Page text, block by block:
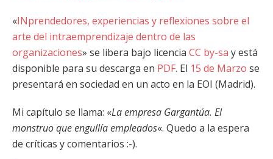
«INprendedores, experiencias y reflexiones sobre el
arte del intraemprendizaje dentro de las
organizaciones» se libera bajo licencia CC by-sa y está
disponible para su descarga en PDF. El 15 de Marzo se
presentará en sociedad en un acto en la EOI (Madrid).
Mi capítulo se llama: «La empresa Gargantúa. El
monstruo que engullía empleados«. Quedo a la espera
de críticas y comentarios :-).